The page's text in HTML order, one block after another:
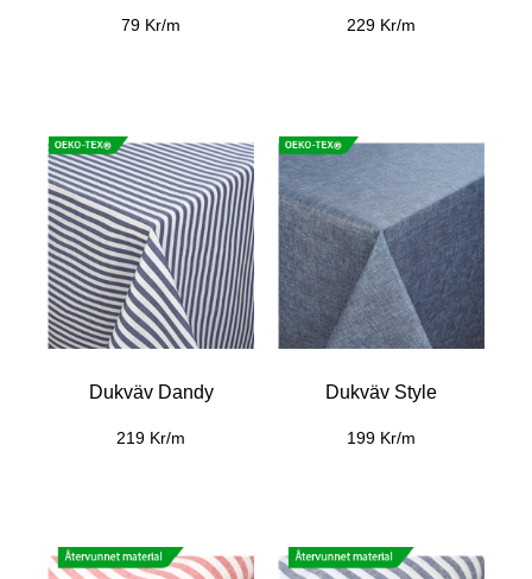
79 Kr/m 229 Kr/m
Dukväv Dandy
219 Kr/m
Dukväv Style
199 Kr/m